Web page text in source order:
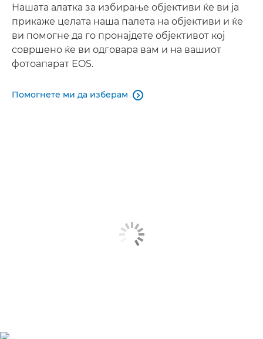
Нашата алатка за избирање објективи ќе ви ја
прикаже целата наша палета на објективи и ќе
ви помогне да го пронајдете објективот кој
совршено ќе ви одговара вам и на вашиот
фотоапарат EOS.
Помогнете ми да изберам 